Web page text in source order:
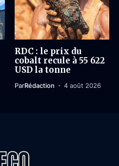
RDC : le prix du
cobalt recule à 55 622
USD la tonne
ParRédaction 4 août 2026